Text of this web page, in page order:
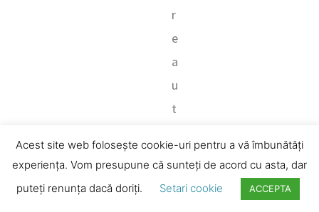
r
e
a
u
t
Acest site web folosește cookie-uri pentru a vă îmbunătăți
experiența. Vom presupune că sunteți de acord cu asta, dar
puteți renunța dacă doriți.
Setari cookie ACCEPTA